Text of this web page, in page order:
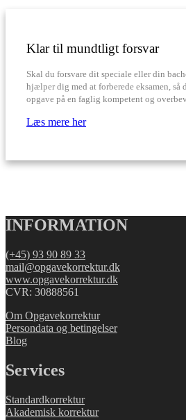
Klar til mundtligt forsvar
Skal du forsvare dit speciale eller din
hjælper dig med at forberede eksamen, så
opgave på en faglig kompetent og
Læs mere her
INFORMATION
(+45) 93 90 89 33
mail@opgavekorrektur.dk
www.opgavekorrektur.dk
CVR: 30888561
Om Opgavekorrektur
Persondata og betingelser
Blog
Services
Standardkorrektur
Akademisk korrektur